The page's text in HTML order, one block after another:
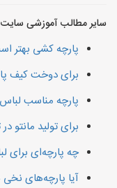
سایر مطالب آموزشی
پارچه کشی بهتر
برای دوخت کیف
پارچه مناسب
برای تولید مانتو
چه پارچه‌ای برای
آیا پارچه‌های